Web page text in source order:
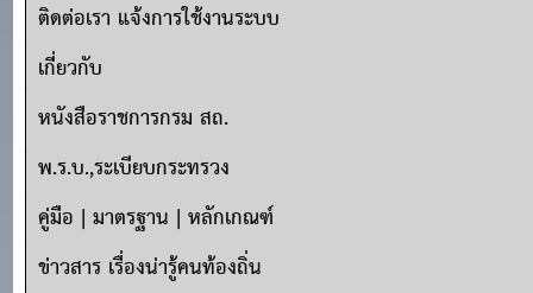
ติดต่อเรา แจ้งการใช้งานระบบ
เกี่ยวกับ
หนังสือราชการกรม สถ.
พ.ร.บ.,ระเบียบกระทรวง
คู่มือ | มาตรฐาน | หลักเกณฑ์
ข่าวสาร เรื่องน่ารู้คนท้องถิ่น